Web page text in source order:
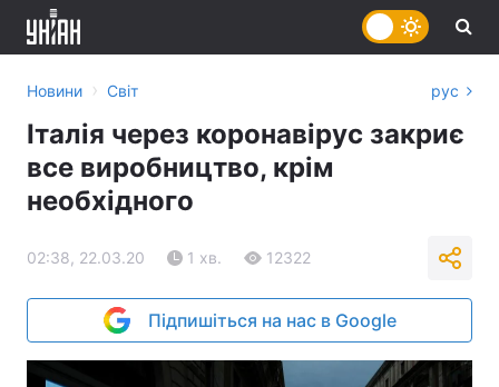
Новини › Світ рус
Італія через коронавірус закриє
все виробництво, крім
необхідного
02:38, 22.03.20 1 хв. 12322
Підпишіться на нас в Google